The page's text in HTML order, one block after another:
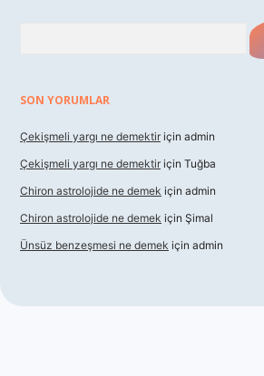
SON YORUMLAR
Çekişmeli yargı ne demektir için admin
Çekişmeli yargı ne demektir için Tuğba
Chiron astrolojide ne demek için admin
Chiron astrolojide ne demek için Şimal
Ünsüz benzeşmesi ne demek için admin